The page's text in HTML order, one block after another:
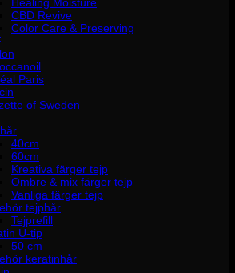
CBD Revive
Color Care & Preserving
Paris
of Sweden
40cm
60cm
Kreativa färger tejp
Ombre & mix färger tejp
Vanliga färger tejp
tejphår
Tejprefill
U-tip
50 cm
keratinhår